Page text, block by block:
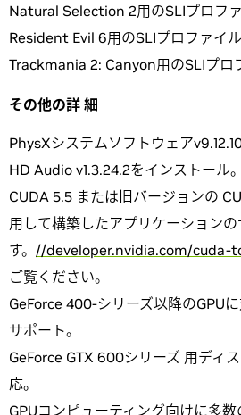
Natural Selection 2用のSLIプロフ
Resident Evil 6用のSLIプロファイ
Trackmania 2: Canyon用のSLIプロ
その他の詳 細
PhysXシステムソフトウェア
HD Audio v1.3.24.2をインストール。
CUDA 5.5 または旧バージョンの
用して構築したアプリケーション
す。 //developer.nvidia.com/cuda-
ご覧ください。
GeForce 400-シリーズ以降のGPU
サポート。
GeForce GTX 600シリーズ 用ディ
応。
GPUコンピューティング向けに多